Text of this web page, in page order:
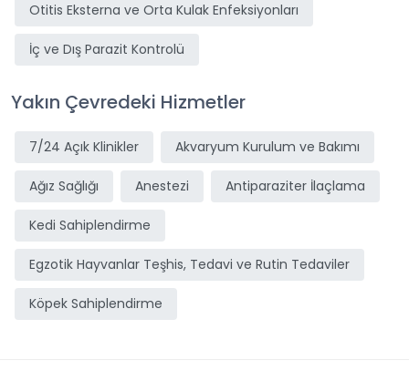
Otitis Eksterna ve Orta Kulak Enfeksiyonları
İç ve Dış Parazit Kontrolü
Yakın Çevredeki Hizmetler
7/24 Açık Klinikler Akvaryum Kurulum ve Bakımı
Ağız Sağlığı Anestezi Antiparaziter İlaçlama
Kedi Sahiplendirme
Egzotik Hayvanlar Teşhis, Tedavi ve Rutin Tedaviler
Köpek Sahiplendirme